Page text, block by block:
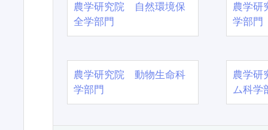
農学研究院 自然環境保
全学部門
農学
学部門
農学研究院 動物生命科
学部門
農学
ム科学